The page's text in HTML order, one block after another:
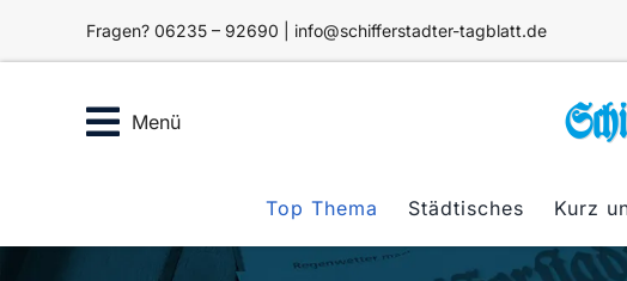
Fragen? 06235 – 92690 | info@schifferstadter-tagblatt.de
Menü
Top Thema Städtisches Kurz